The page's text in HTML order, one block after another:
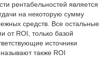
рентабельностей является
на некоторую сумму
средств. Все остальные
от ROI, только базой
источники
также ROI